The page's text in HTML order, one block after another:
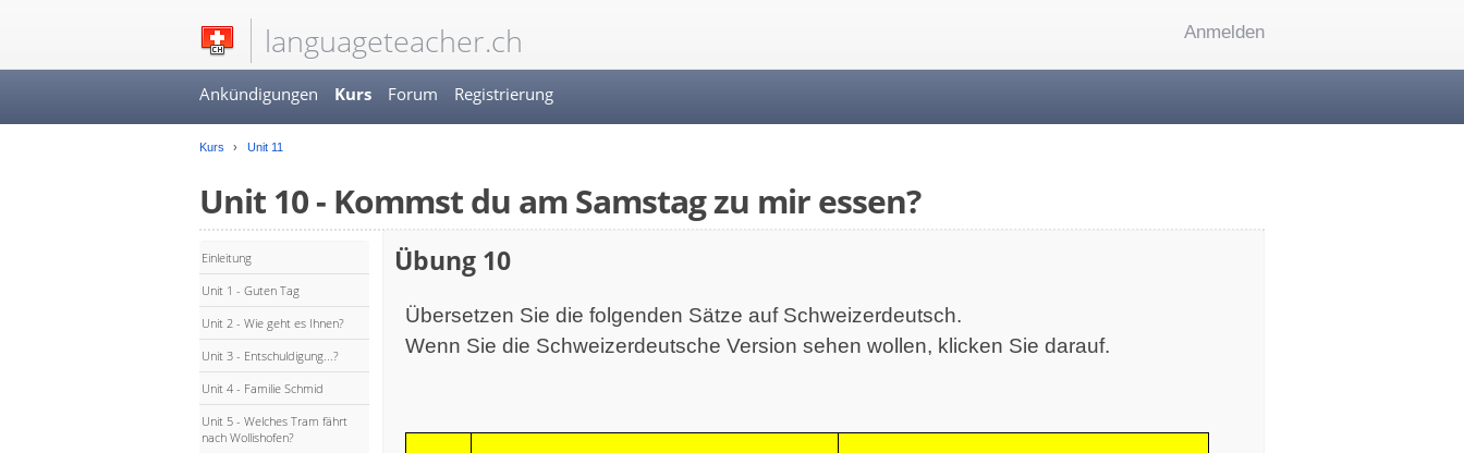
languageteacher.ch Anmelden
Ankündigungen Kurs Forum Registrierung
Kurs Unit 11
Unit 10 - Kommst du am Samstag zu mir essen?
Einleitung
Unit 1 - Guten Tag
Unit 2 - Wie geht es Ihnen?
Unit 3 - Entschuldigung...?
Unit 4 - Familie Schmid
Unit 5 - Welches Tram fährt
nach Wollishofen?
Übung 10
Übersetzen Sie die folgenden Sätze auf Schweizerdeutsch.
Wenn Sie die Schweizerdeutsche Version sehen wollen, klicken Sie darauf.